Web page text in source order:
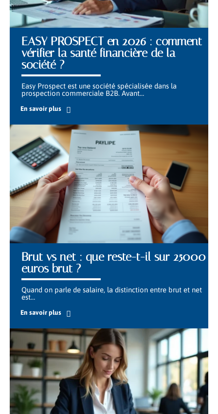
EASY PROSPECT en 2026 : comment
vérifier la santé financière de la
société ?
Easy Prospect est une société spécialisée dans la
prospection commerciale B2B. Avant…
En savoir plus
Brut vs net : que reste-t-il sur 25000
euros brut ?
Quand on parle de salaire, la distinction entre brut et net
est…
En savoir plus